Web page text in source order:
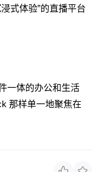
式体验”的直播平台
一体的办公和生活
那样单一地聚焦在